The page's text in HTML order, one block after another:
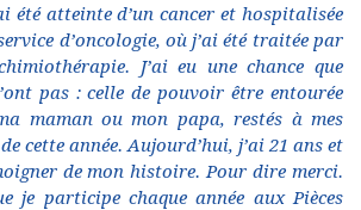
été atteinte d’un cancer et hospitalisée
d’oncologie, où j’ai été traitée par
J’ai eu une chance que
pas : celle de pouvoir être entourée
maman ou mon papa, restés à mes
cette année. Aujourd’hui, j’ai 21 ans et
de mon histoire. Pour dire merci.
je participe chaque année aux Pièces